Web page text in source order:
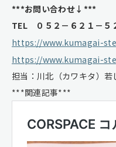
***お問い合わせ↓***
TEL ０５２－６２１－５
https://www.kumagai-
https://www.kumagai-
担当：川北（カワキタ）
***関連記事***